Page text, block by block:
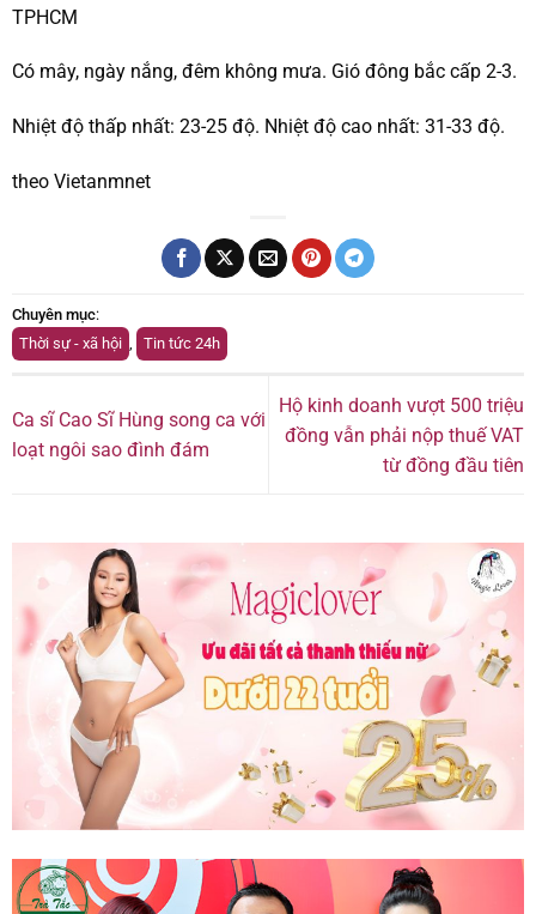
TPHCM
Có mây, ngày nắng, đêm không mưa. Gió đông bắc cấp 2-3.
Nhiệt độ thấp nhất: 23-25 độ. Nhiệt độ cao nhất: 31-33 độ.
theo Vietanmnet
Chuyên mục:
Thời sự - xã hội
Tin tức 24h
Ca sĩ Cao Sĩ Hùng song ca với
loạt ngôi sao đình đám
Hộ kinh doanh vượt 500 triệu
đồng vẫn phải nộp thuế VAT
từ đồng đầu tiên